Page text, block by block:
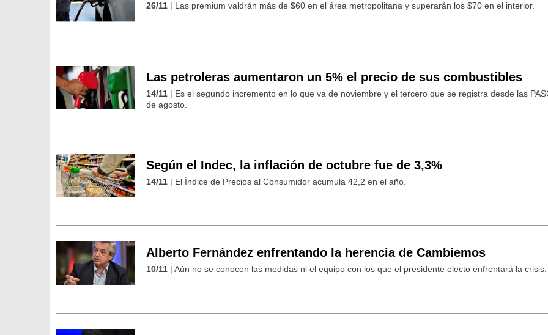
26/11 | Las premium valdrán más de $60 en el área metropolitana y superarán los $70 en el interior.
Las petroleras aumentaron un 5% el precio de sus combustibles
14/11 | Es el segundo incremento en lo que va de noviembre y el tercero que se registra desde las
de agosto.
Según el Indec, la inflación de octubre fue de 3,3%
14/11 | El Índice de Precios al Consumidor acumula 42,2 en el año.
Alberto Fernández enfrentando la herencia de Cambiemos
10/11 | Aún no se conocen las medidas ni el equipo con los que el presidente electo enfrentará la crisis.